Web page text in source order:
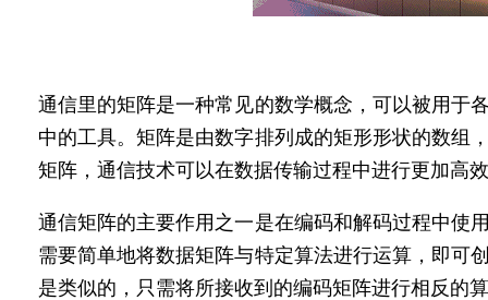
通信里的矩阵是一种常见的数学概念，可以被用于
中的工具。矩阵是由数字排列成的矩形形状的数组
矩阵，通信技术可以在数据传输过程中进行更加高
通信矩阵的主要作用之一是在编码和解码过程中使
需要简单地将数据矩阵与特定算法进行运算，即可
是类似的，只需将所接收到的编码矩阵进行相反的